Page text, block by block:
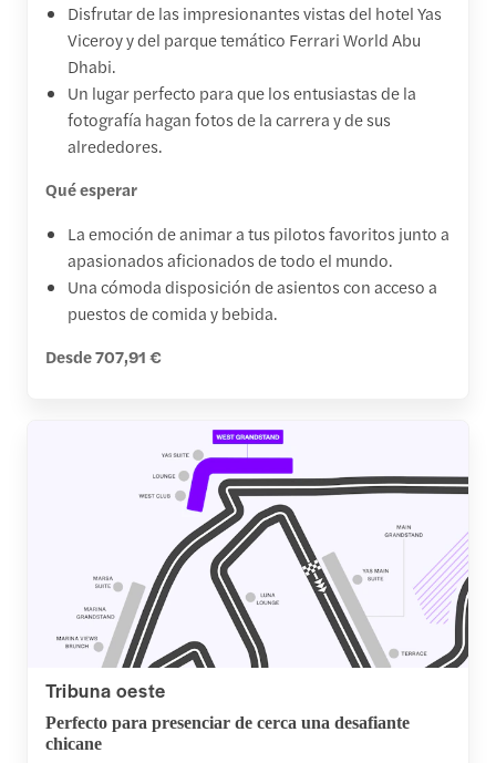
Disfrutar de las impresionantes vistas del hotel Yas
Viceroy y del parque temático Ferrari World Abu
Dhabi.
Un lugar perfecto para que los entusiastas de la
fotografía hagan fotos de la carrera y de sus
alrededores.
Qué esperar
La emoción de animar a tus pilotos favoritos junto a
apasionados aficionados de todo el mundo.
Una cómoda disposición de asientos con acceso a
puestos de comida y bebida.
Desde 707,91 €
Tribuna oeste
Perfecto para presenciar de cerca una desafiante
chicane